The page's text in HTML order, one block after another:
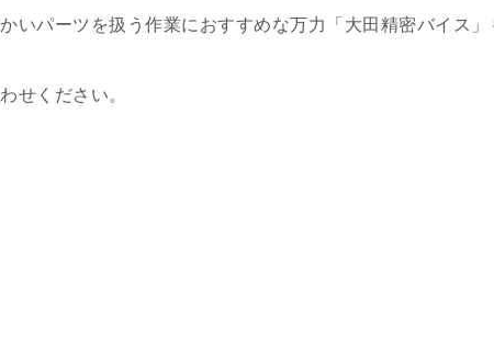
いパーツを扱う作業におすすめな万力「大田精密バイス」
せください。